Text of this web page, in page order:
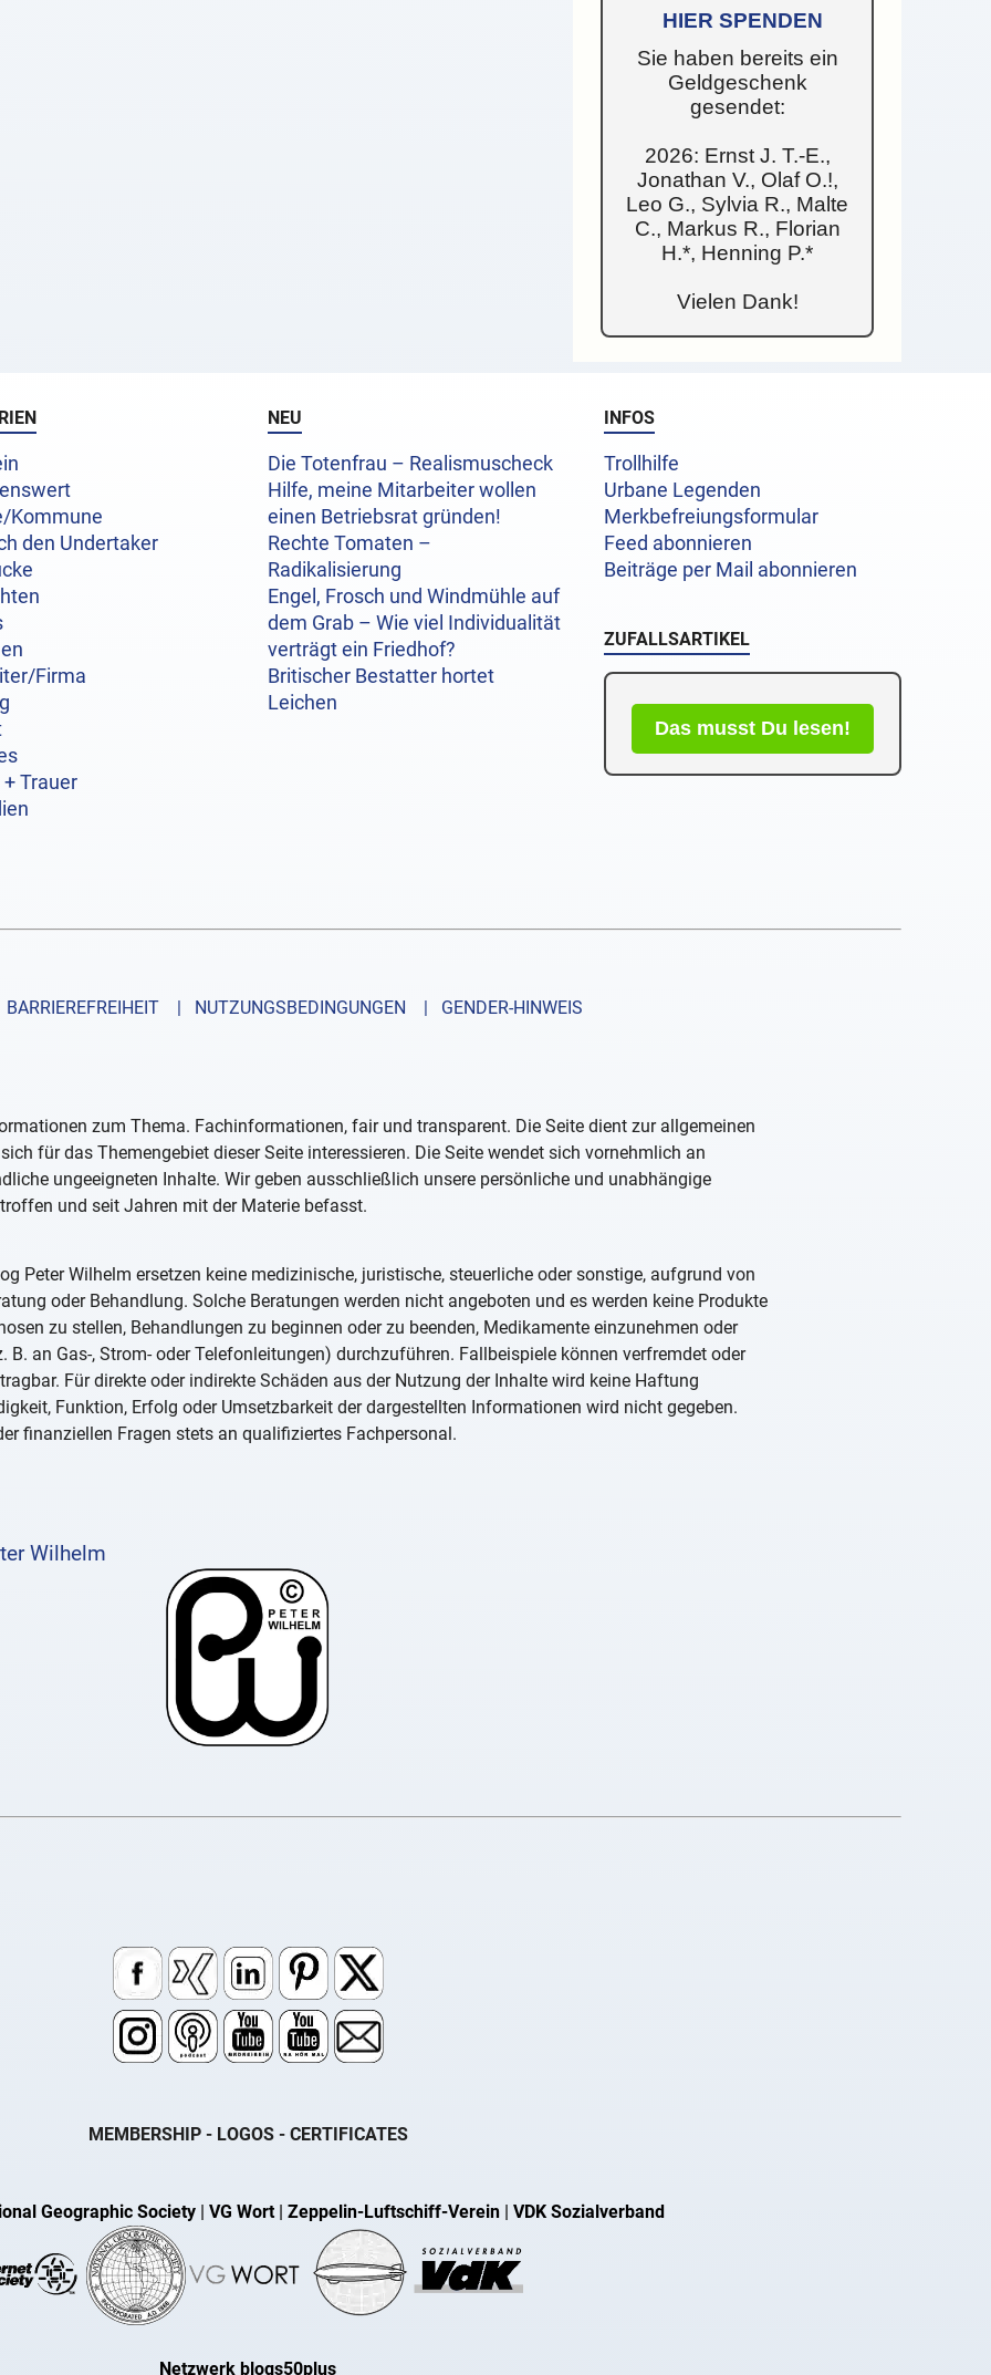
HIER SPENDEN
Sie haben bereits ein
Geldgeschenk
gesendet:
2026: Ernst J. T.-E.,
Jonathan V., Olaf O.!,
Leo G., Sylvia R., Malte
C., Markus R., Florian
H.*, Henning P.*
Vielen Dank!
Kommune
den Undertaker
Firma
Trauer
NEU
Die Totenfrau – Realismuscheck
Hilfe, meine Mitarbeiter wollen
einen Betriebsrat gründen!
Rechte Tomaten –
Radikalisierung
Engel, Frosch und Windmühle auf
dem Grab – Wie viel Individualität
verträgt ein Friedhof?
Britischer Bestatter hortet
Leichen
INFOS
Trollhilfe
Urbane Legenden
Merkbefreiungsformular
Feed abonnieren
Beiträge per Mail abonnieren
ZUFALLSARTIKEL
Das musst Du lesen!
| NUTZUNGSBEDINGUNGEN | GENDER-HINWEIS
zum Thema. Fachinformationen, fair und transparent. Die Seite dient zur allgemeinen
für das Themengebiet dieser Seite interessieren. Die Seite wendet sich vornehmlich an
ungeeigneten Inhalte. Wir geben ausschließlich unsere persönliche und unabhängige
und seit Jahren mit der Materie befasst.
Peter Wilhelm ersetzen keine medizinische, juristische, steuerliche oder sonstige, aufgrund von
oder Behandlung. Solche Beratungen werden nicht angeboten und es werden keine Produkte
zu stellen, Behandlungen zu beginnen oder zu beenden, Medikamente einzunehmen oder
an Gas-, Strom- oder Telefonleitungen) durchzuführen. Fallbeispiele können verfremdet oder
Für direkte oder indirekte Schäden aus der Nutzung der Inhalte wird keine Haftung
Funktion, Erfolg oder Umsetzbarkeit der dargestellten Informationen wird nicht gegeben.
finanziellen Fragen stets an qualifiziertes Fachpersonal.
Wilhelm
MEMBERSHIP - LOGOS - CERTIFICATES
Geographic Society | VG Wort| Zeppelin-Luftschiff-Verein | VDK Sozialverband
Netzwerk blogs50plus